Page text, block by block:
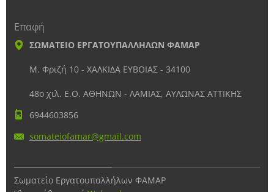
Επαφή
ΣΩΜΑΤΕΙΟ ΕΡΓΑΤΟΥΠΑΛΛΗΛΩΝ ΦΑΜΑΡ
Μ. Φριζή 10 - ΧΑΛΚΙΔΑ ΕΥΒΟΙΑΣ - 34100
48ο χιλ. Ε.Ο. ΑΘΗΝΩΝ - ΛΑΜΙΑΣ, ΑΥΛΩΝΑΣ ΑΤΤΙΚΗΣ
6944603856
somateiofamar@gmail.com
Σωματείο Εργατουπαλλήλων ΦΑΜΑΡ